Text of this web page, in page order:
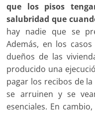
que los pisos
salubridad que
hay nadie que se
Además, en los
dueños de las
producido una
pagar los recibos de
se arruinen y se
esenciales. En